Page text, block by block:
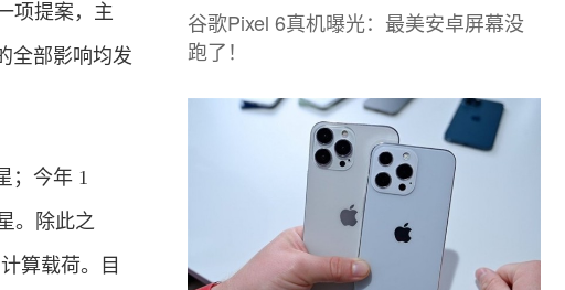
项提案，主
全部影响均发
；今年 1
。除此之
算载荷。目
谷歌Pixel 6真机曝光：最美安卓屏幕没
跑了！